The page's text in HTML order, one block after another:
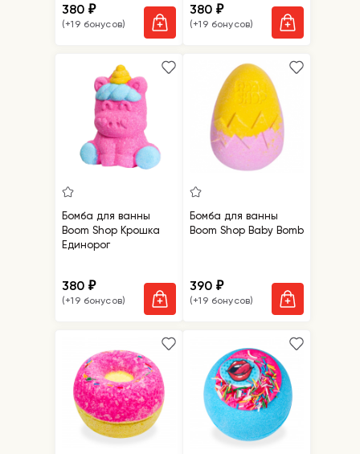
380₽
(+19 бонусов)
380₽
(+19 бонусов)
Бомба для ванны
Boom Shop Крошка
Единорог
380₽
(+19 бонусов)
Бомба для ванны
Boom Shop Baby Bomb
390₽
(+19 бонусов)